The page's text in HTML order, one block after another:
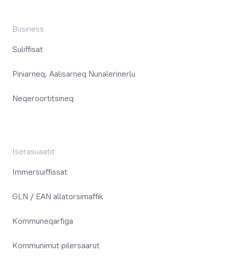
Business
Suliffisat
Piniarneq, Aalisarneq Nunalerinerlu
Neqeroortitsineq
Iserasuaatit
Immersuiffissat
GLN / EAN allatorsimaffik
Kommuneqarfiga
Kommunimut pilersaarut